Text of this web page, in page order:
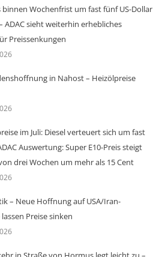
binnen Wochenfrist um fast fünf US-Dollar
ADAC sieht weiterhin erhebliches
Preissenkungen
in Nahost – Heizölpreise
im Juli: Diesel verteuert sich um fast
Auswertung: Super E10-Preis steigt
drei Wochen um mehr als 15 Cent
– Neue Hoffnung auf USA/Iran-
Preise sinken